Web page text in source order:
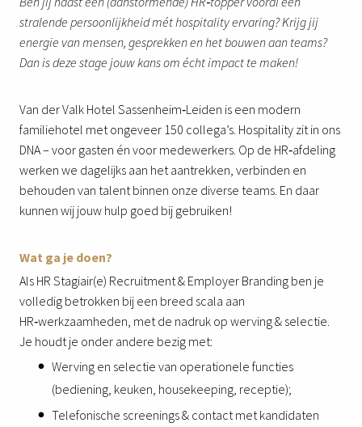
stralende persoonlijkheid mét hospitality ervaring? Krijg jij
energie van mensen, gesprekken en het bouwen aan teams?
Dan is deze stage jouw kans om écht impact te maken!
Van der Valk Hotel Sassenheim‑Leiden is een modern
familiehotel met ongeveer 150 collega’s. Hospitality zit in ons
DNA – voor gasten én voor medewerkers. Op de HR‑afdeling
werken we dagelijks aan het aantrekken, verbinden en
behouden van talent binnen onze diverse teams. En daar
kunnen wij jouw hulp goed bij gebruiken!
Wat ga je doen?
Als HR Stagiair(e) Recruitment & Employer Branding ben je
volledig betrokken bij een breed scala aan
HR‑werkzaamheden, met de nadruk op werving & selectie.
Je houdt je onder andere bezig met:
Werving en selectie van operationele functies
(bediening, keuken, housekeeping, receptie);
Telefonische screenings & contact met kandidaten